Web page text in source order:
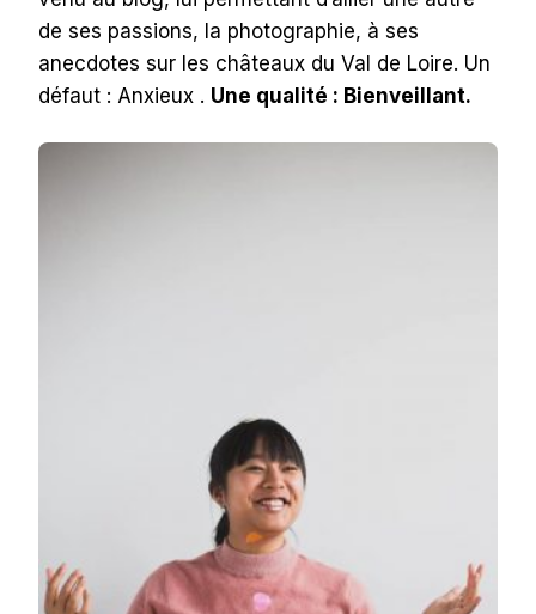
de ses passions, la photographie, à ses
anecdotes sur les châteaux du Val de Loire. Un
défaut : Anxieux . Une qualité : Bienveillant.